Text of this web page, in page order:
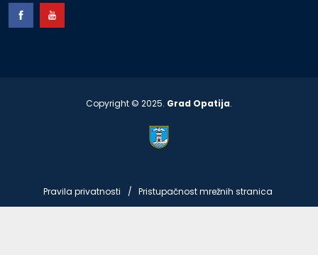
Copyright © 2025. Grad Opatija.
Pravila privatnosti Pristupačnost mrežnih stranica